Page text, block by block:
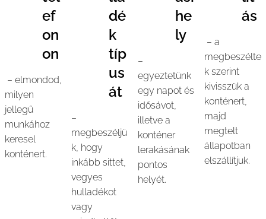
ef
on
on
– elmondod,
milyen
jellegű
munkához
keresel
konténert.
dé
k
típ
us
át
–
megbeszéljü
k, hogy
inkább sittet,
vegyes
hulladékot
vagy
he
ly
–
egyeztetünk
egy napot és
idősávot,
illetve a
konténer
lerakásának
pontos
helyét.
ás
– a
megbeszélte
k szerint
kivisszük a
konténert,
majd
megtelt
állapotban
elszállítjuk.